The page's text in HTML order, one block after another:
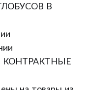
В
КОНТРАКТНЫЕ